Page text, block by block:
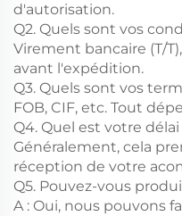
d'autorisation.
Q2. Quels sont vos
Virement bancaire (T/
avant l'expédition.
Q3. Quels sont vos
FOB, CIF, etc. Tout
Q4. Quel est votre délai
Généralement, cela
réception de votre
Q5. Pouvez-vous
A : Oui, nous pouvons